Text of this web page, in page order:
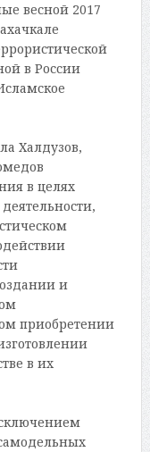
весной 2017
в России
Халдузов,
в целях
и
приобретении
в их